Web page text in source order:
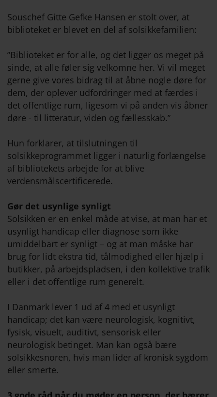
Souschef Gitte Gefke Hansen er stolt over, at
biblioteket er blevet en del af solsikkefamilien:
”Biblioteket er for alle, og det ligger os meget på
sinde, at alle føler sig velkomne her. Vi vil meget
gerne give vores bidrag til at åbne nogle døre for
dem, der oplever udfordringer med at færdes i
det offentlige rum, ligesom vi på anden vis åbner
døre - til litteratur, viden og fællesskab.”
Hun forklarer, at tilslutningen til
solsikkeprogrammet ligger i naturlig forlængelse
af bibliotekets arbejde for at blive
verdensmålscertificerede.
Gør det usynlige synligt
Solsikken er en enkel måde at vise, at man har et
usynligt handicap eller diagnose som ikke
umiddelbart er synligt – og at man måske har
brug for lidt ekstra tid, tålmodighed eller hjælp i
butikker, på arbejdspladsen, i den kollektive trafik
eller i det offentlige rum generelt.
I Danmark lever 1 ud af 4 med et usynligt
handicap; det kan være neurologisk, kognitivt,
fysisk, visuelt, auditivt, sensorisk eller
neurologisk betinget. Man kan også bære
solsikkesnoren, hvis man lider af kronisk sygdom
eller smerte.